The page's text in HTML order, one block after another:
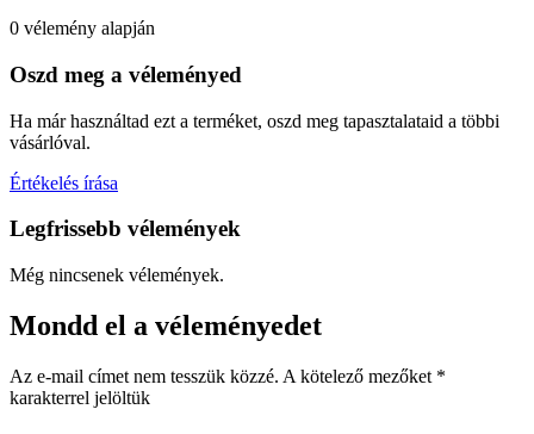
0 vélemény alapján
Oszd meg a véleményed
Ha már használtad ezt a terméket, oszd meg tapasztalataid a többi
vásárlóval.
Értékelés írása
Legfrissebb vélemények
Még nincsenek vélemények.
Mondd el a véleményedet
Az e-mail címet nem tesszük közzé. A kötelező mezőket *
karakterrel jelöltük